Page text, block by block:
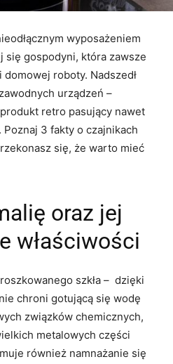
wyposażeniem
się gospodyni, która zawsze
domowej roboty. Nadszedł
urządzeń –
retro pasujący nawet
3 fakty o czajnikach
się, że warto mieć
oraz jej
właściwości
szkła – dzięki
chroni gotującą się wodę
związków chemicznych,
metalowych części
również namnażanie się